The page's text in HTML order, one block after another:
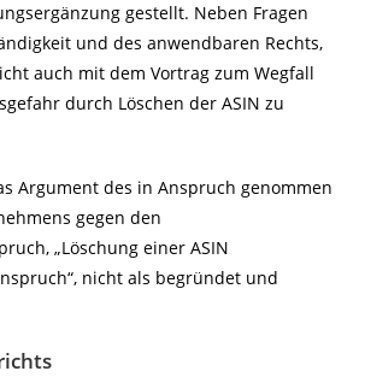
gestellt. Neben Fragen
und des anwendbaren Rechts,
auch mit dem Vortrag zum Wegfall
durch Löschen der ASIN zu
Argument des in Anspruch genommen
gegen den
„Löschung einer ASIN
nicht als begründet und